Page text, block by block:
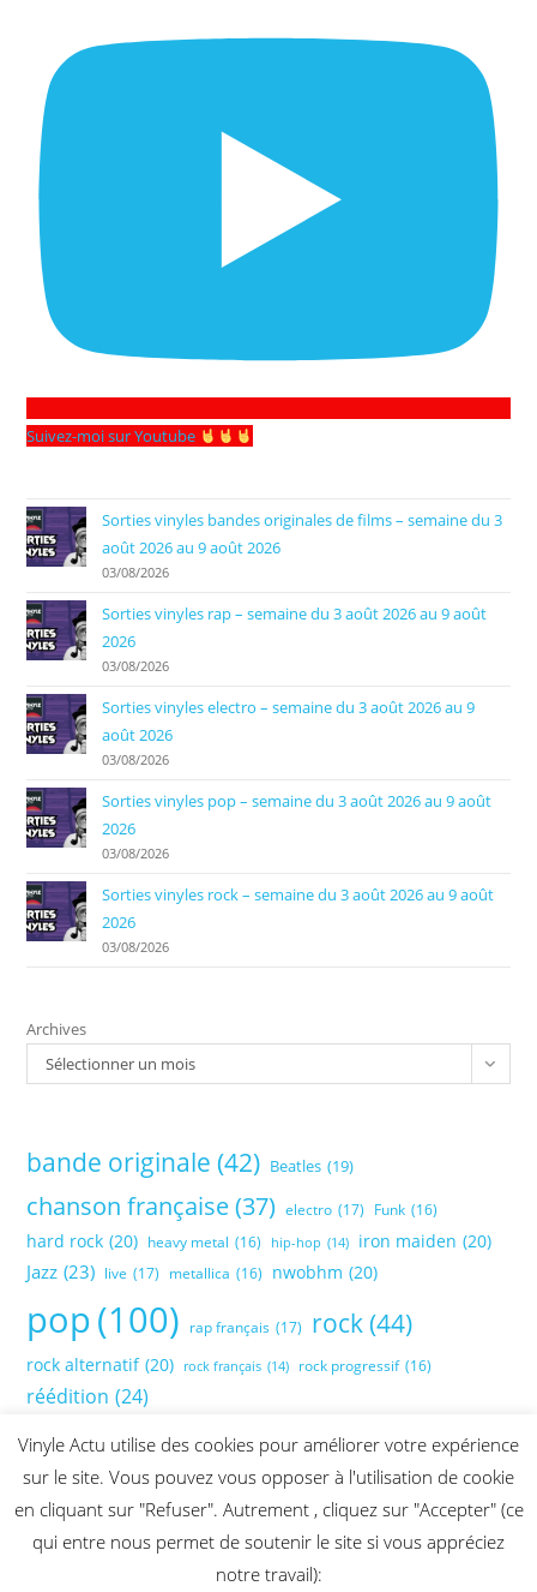
Suivez-moi sur Youtube
Sorties vinyles bandes originales de films – semaine du 3
août 2026 au 9 août 2026
03/08/2026
Sorties vinyles rap – semaine du 3 août 2026 au 9 août
2026
03/08/2026
Sorties vinyles electro – semaine du 3 août 2026 au 9
août 2026
03/08/2026
Sorties vinyles pop – semaine du 3 août 2026 au 9 août
2026
03/08/2026
Sorties vinyles rock – semaine du 3 août 2026 au 9 août
2026
03/08/2026
Archives
Sélectionner un mois
bande originale (42) Beatles (19)
chanson française (37) electro (17) Funk (16)
hard rock (20) heavy metal (16) hip-hop (14) iron maiden (20)
Jazz (23) live (17) metallica (16) nwobhm (20)
pop(100) rap français (17) rock(44)
rock alternatif (20) rock français (14) rock progressif (16)
réédition (24)
Vinyle Actu utilise des cookies pour améliorer votre expérience
sur le site. Vous pouvez vous opposer à l'utilisation de cookie
en cliquant sur "Refuser". Autrement , cliquez sur "Accepter" (ce
qui entre nous permet de soutenir le site si vous appréciez
notre travail):